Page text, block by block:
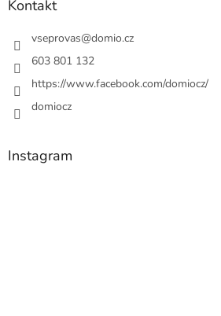
Kontakt
vseprovas@domio.cz
603 801 132
https://www.facebook.com/domiocz/
domiocz
Instagram